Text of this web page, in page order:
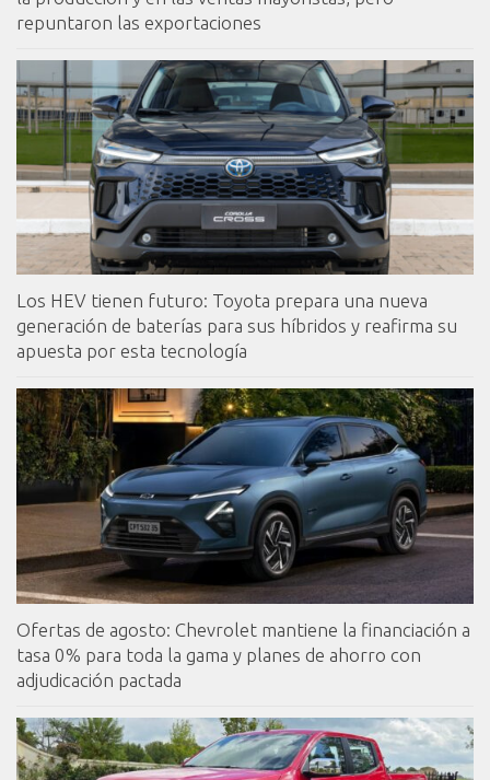
repuntaron las exportaciones
Los HEV tienen futuro: Toyota prepara una nueva
generación de baterías para sus híbridos y reafirma su
apuesta por esta tecnología
Ofertas de agosto: Chevrolet mantiene la financiación a
tasa 0% para toda la gama y planes de ahorro con
adjudicación pactada